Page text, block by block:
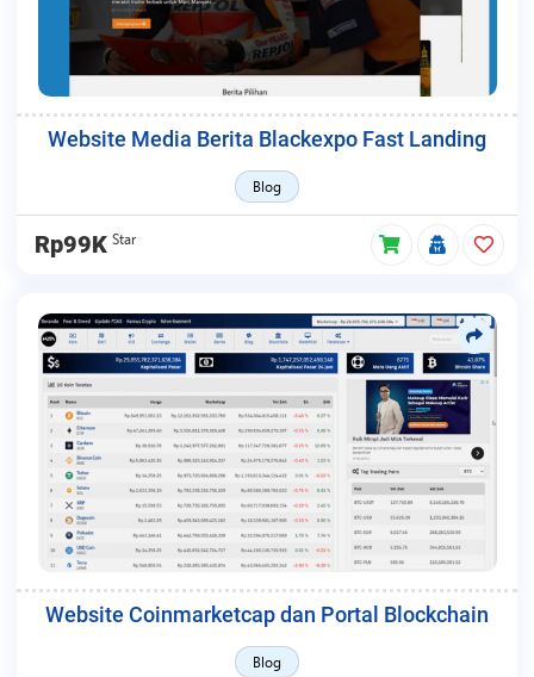
Website Media Berita Blackexpo Fast Landing
Blog
Rp99K Star
Website Coinmarketcap dan Portal Blockchain
Blog